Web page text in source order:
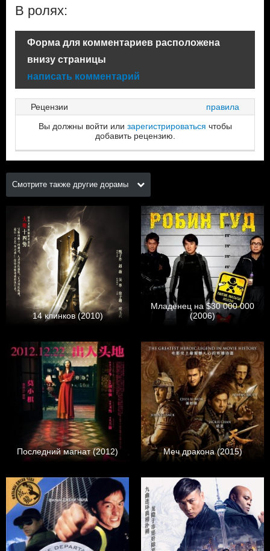
В ролях:
Форма для комментариев расположена
внизу страницы
написать комментарий
Рецензии
правила
Вы должны войти или зарегистрироваться чтобы
добавить рецензию.
Смотрите также другие дорамы
14 клинков (2010)
Младенец на $30 000 000
(2006)
Последний магнат (2012) Меч дракона (2015)